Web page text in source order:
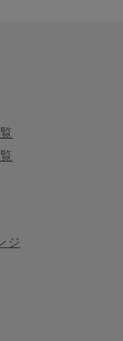
ジ